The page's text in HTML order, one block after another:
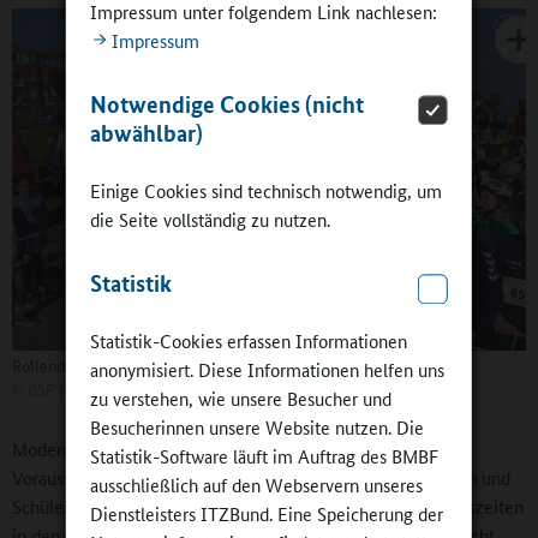
Impressum unter folgendem Link nachlesen:
Impressum
Notwendige Cookies (nicht
abwählbar)
Einige Cookies sind technisch notwendig, um
die Seite vollständig zu nutzen.
Statistik
Statistik-Cookies erfassen Informationen
anonymisiert. Diese Informationen helfen uns
zu verstehen, wie unsere Besucher und
Besucherinnen unsere Website nutzen. Die
Statistik-Software läuft im Auftrag des BMBF
ausschließlich auf den Webservern unseres
Dienstleisters ITZBund. Eine Speicherung der
Rollende Klassen beim Inlinerlauf „Baltic Skating“.
Moderne und „in Schuss“ gehaltene Sportanlagen sind eine
Voraussetzung für all das, was die Schule ihren Schülerinnen und
Schülern ermöglicht: Sportklassen mit täglichen Bewegungszeiten